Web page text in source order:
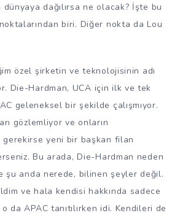
dünyaya dağılırsa ne olacak? İşte bu
biri. Diğer nokta da Lou
özel şirketin ve teknolojisinin adı
Die-Hardman, UCA için ilk ve tek
geleneksel bir şekilde çalışmıyor.
gözlemliyor ve onların
yeni bir başkan filan
Bu arada, Die-Hardman neden
şu anda nerede, bilinen şeyler değil.
ve hala kendisi hakkında sadece
da APAC tanıtılırken idi. Kendileri de